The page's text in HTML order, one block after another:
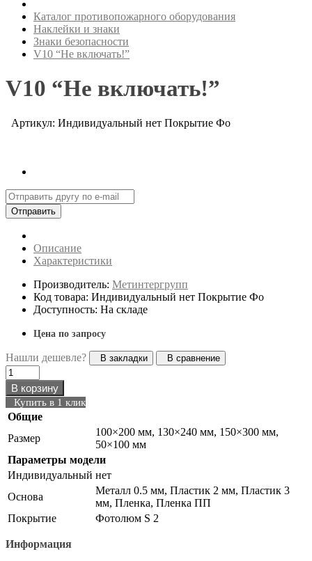
Каталог противопожарного оборудования
Наклейки и знаки
Знаки безопасности
V10 “Не включать!”
V10 “Не включать!”
Артикул: Индивидуальный нет Покрытие Фо
Отправить
Описание
Характеристики
Производитель: Метинтергрупп
Код товара: Индивидуальный нет Покрытие Фо
Доступность: На складе
Цена по запросу
Нашли дешевле? В закладки В сравнение
В корзину
Купить в 1 клик
Общие
Размер
100×200 мм, 130×240 мм, 150×300 мм,
50×100 мм
Параметры модели
Индивидуальный нет
Основа
Металл 0.5 мм, Пластик 2 мм, Пластик 3
мм, Пленка, Пленка ПП
Покрытие
Фотолюм S 2
Информация